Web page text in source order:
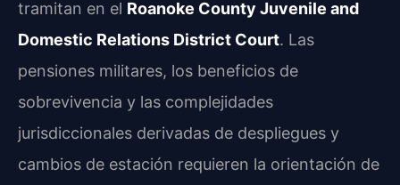
tramitan en el Roanoke County Juvenile and
Domestic Relations District Court. Las
pensiones militares, los beneficios de
sobrevivencia y las complejidades
jurisdiccionales derivadas de despliegues y
cambios de estación requieren la orientación de